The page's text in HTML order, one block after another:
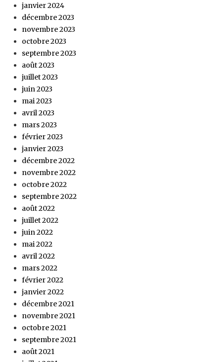
janvier 2024
décembre 2023
novembre 2023
octobre 2023
septembre 2023
août 2023
juillet 2023
juin 2023
mai 2023
avril 2023
mars 2023
février 2023
janvier 2023
décembre 2022
novembre 2022
octobre 2022
septembre 2022
août 2022
juillet 2022
juin 2022
mai 2022
avril 2022
mars 2022
février 2022
janvier 2022
décembre 2021
novembre 2021
octobre 2021
septembre 2021
août 2021